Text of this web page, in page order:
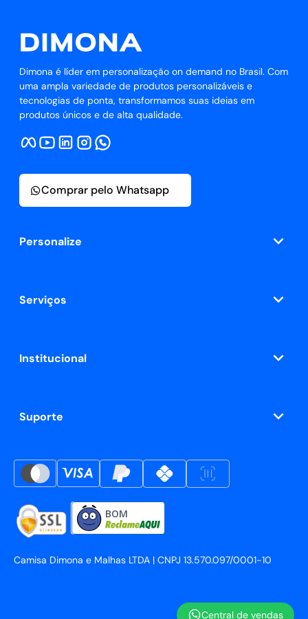
Dimona é líder em personalização on demand no Brasil. Com
uma ampla variedade de produtos personalizáveis e
tecnologias de ponta, transformamos suas ideias em
produtos únicos e de alta qualidade.
Personalize
Serviços
Institucional
Suporte
Comprar pelo Whatsapp
Camisa Dimona e Malhas LTDA | CNPJ 13.570.097/0001-10
BOM
Central de vendas